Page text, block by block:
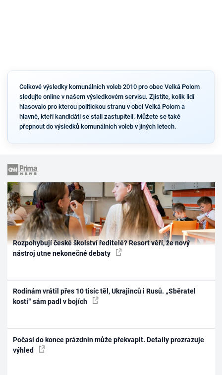
Celkové výsledky komunálních voleb 2010 pro obec Velká Polom
sledujte online v našem výsledkovém servisu. Zjistíte, kolik lidí
hlasovalo pro kterou politickou stranu v obci Velká Polom a
hlavně, kteří kandidáti se stali zastupiteli. Můžete se také
přepnout do výsledků komunálních voleb v jiných letech.
Rozpohybují české školství ředitelé? Resort věří, že nový
nástroj utne nekonečné debaty
Rodinám vrátil přes 10 tisíc těl, Ukrajinců i Rusů. „Sběratel
kostí“ sám padl v bojích
Počasí do konce prázdnin může překvapit. Detaily prozrazuje
výhled